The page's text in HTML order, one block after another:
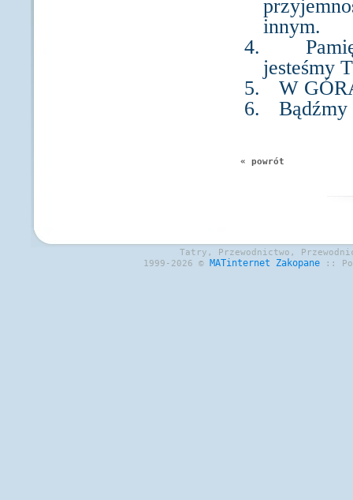
innym.
4.
jesteśmy
5.
W
6.
Bądźmy
« powrót
Tatry, Przewodnictwo,
1999-2026 © MATinternet Zakopane ::